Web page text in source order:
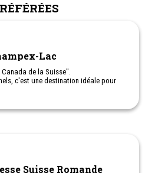
Lac
de la Suisse".
c'est une destination idéale pour
Suisse Romande